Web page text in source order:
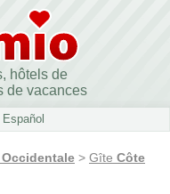
hôtels de
de vacances
Español
> Gîte Côte